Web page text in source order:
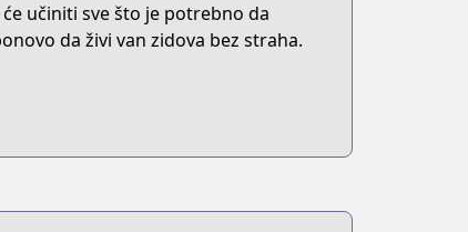
učiniti sve što je potrebno da
da živi van zidova bez straha.